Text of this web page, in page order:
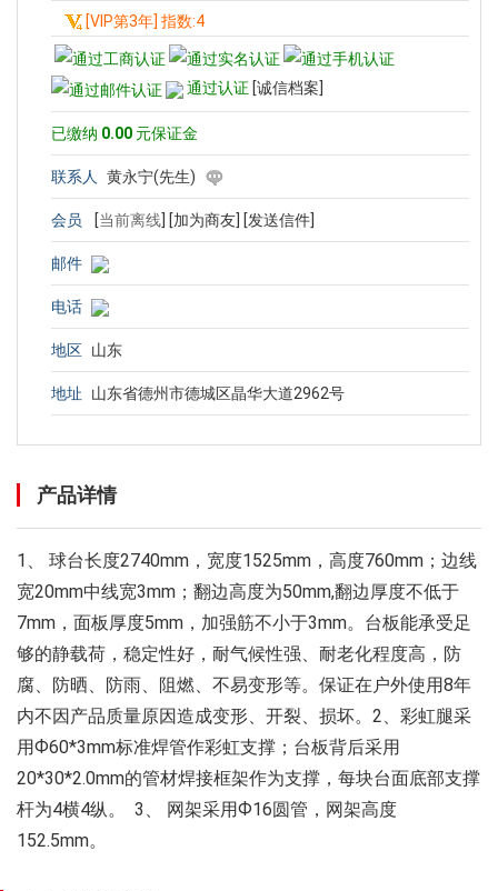
[VIP第3年] 指数:4
通过认证 [诚信档案]
已缴纳 0.00 元保证金
联系人 黄永宁(先生)
会员 [当前离线 [加为商友] [发送信件]
邮件
电话
地区 山东
地址 山东省德州市德城区晶华大道2962号
产品详情
1、 球台长度2740mm，宽度1525mm，高度760mm；边线
宽20mm中线宽3mm；翻边高度为50mm,翻边厚度不低于
7mm，面板厚度5mm，加强筋不小于3mm。台板能承受足
够的静载荷，稳定性好，耐气候性强、耐老化程度高，防
腐、防晒、防雨、阻燃、不易变形等。保证在户外使用8年
内不因产品质量原因造成变形、开裂、损坏。2、彩虹腿采
用Ф60*3mm标准焊管作彩虹支撑；台板背后采用
20*30*2.0mm的管材焊接框架作为支撑，每块台面底部支撑
杆为4横4纵。 3、 网架采用Ф16圆管，网架高度
152.5mm。